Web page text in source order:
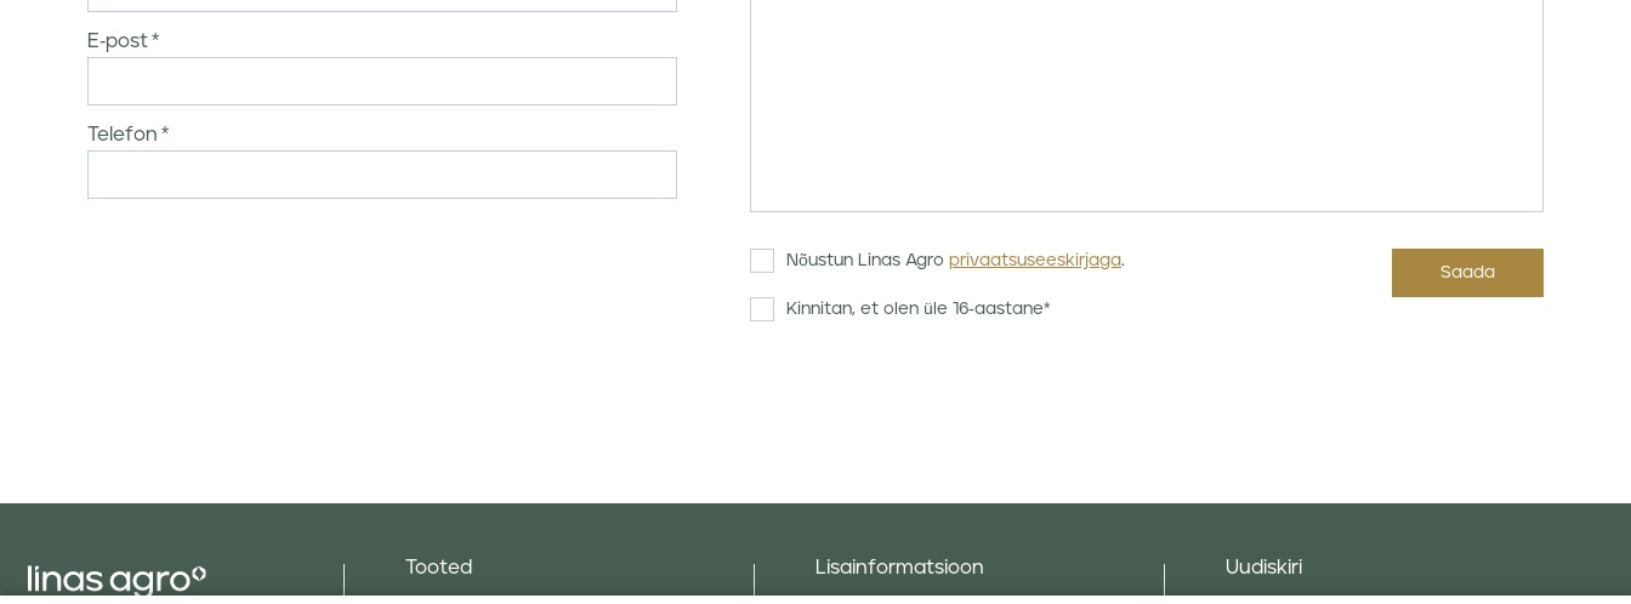
E-post
Telefon
Nõustun Linas Agro privaatsuseeskirjaga.
Kinnitan, et olen üle 16-aastane*
Tooted Lisainformatsioon Uudiskiri